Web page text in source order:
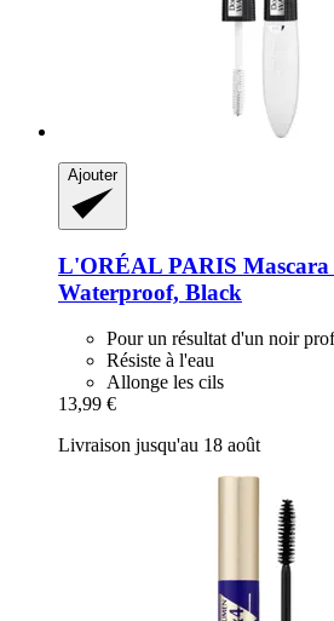
Ajouter
L'ORÉAL PARIS
Waterproof, Black
Pour un résultat d'un noir
Résiste à l'eau
Allonge les cils
13,99 €
Livraison jusqu'au 18 août